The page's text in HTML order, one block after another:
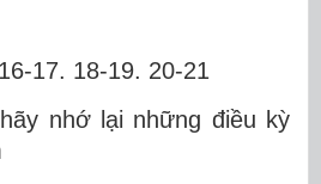
17. 18-19. 20-21
nhớ lại những điều kỳ